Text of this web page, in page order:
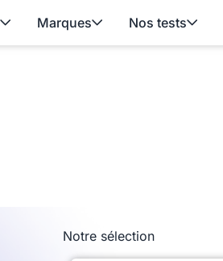
Marques Nos tests
Notre sélection